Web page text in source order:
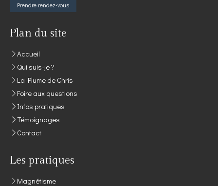
Prendre rendez-vous
Plan du site
Accueil
Qui suis-je ?
La Plume de Chris
Foire aux questions
Infos pratiques
Témoignages
Contact
Les pratiques
Magnétisme